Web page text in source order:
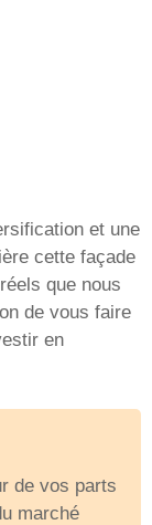
et une
cette façade
que nous
de vous faire
en
de vos parts
marché